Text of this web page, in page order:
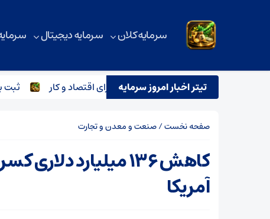
سرمایه کلان سرمایه دیجیتال
تیتر اخبار امروز سرمایه
اعتبار کالابرگ در نشست وزرای اقتصاد و کار ثبت بیش از ۲.۱ همت معامله برای فولاد اکسین در بورس کالا طی ۴ ماه
صفحه نخست/صنعت و معدن و تجارت
کاهش ۱۳۶ میلیارد
آمریکا